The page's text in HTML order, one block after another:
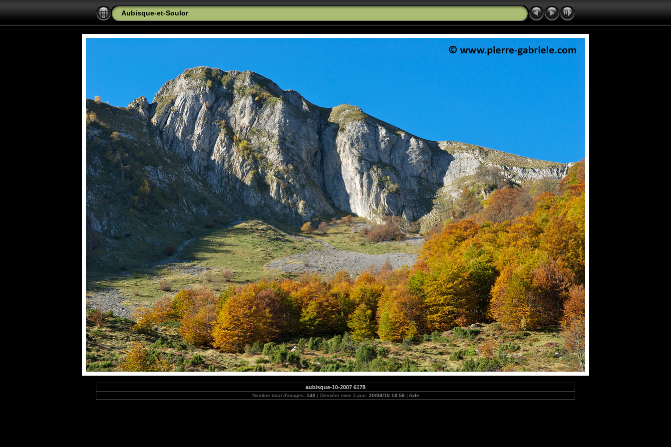
Aubisque-et-Soulor
aubisque-10-2007 6178
Nombre total d'images: 140 | Dernière mise à jour: 20/08/10 18:56 | Aide